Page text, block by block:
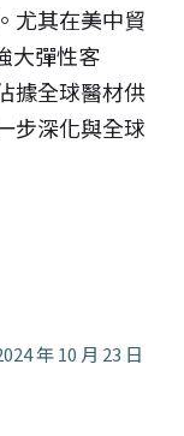
尤其在美中貿
大彈性客
據全球醫材供
步深化與全球
年 10 月 23 日